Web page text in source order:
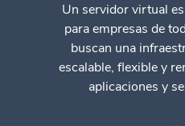
Un servidor virtual
para empresas de
buscan una
escalable, flexible y
aplicaciones y